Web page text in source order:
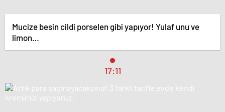
Mucize besin cildi porselen gibi yapıyor! Yulaf unu ve
limon…
17:11